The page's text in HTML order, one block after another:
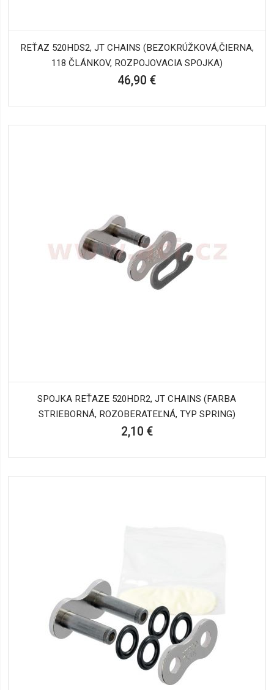
REŤAZ 520HDS2, JT CHAINS (BEZOKRÚŽKOVÁ,ČIERNA,
118 ČLÁNKOV, ROZPOJOVACIA SPOJKA)
46,90 €
SPOJKA REŤAZE 520HDR2, JT CHAINS (FARBA
STRIEBORNÁ, ROZOBERATEĽNÁ, TYP SPRING)
2,10 €